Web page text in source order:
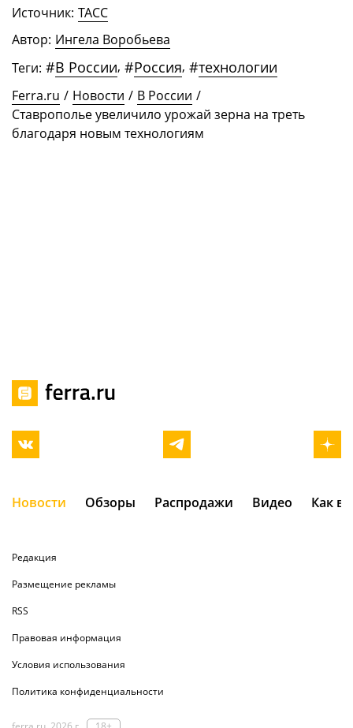
Источник: ТАСС
Автор: Ингела Воробьева
Теги: #В России, #Россия, #технологии
Ferra.ru / Новости / В России /
Ставрополье увеличило урожай зерна на треть
благодаря новым технологиям
Новости Обзоры Распродажи Видео Как
Редакция
Размещение рекламы
RSS
Правовая информация
Условия использования
Политика конфиденциальности